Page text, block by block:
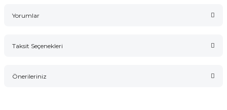
Yorumlar
Taksit Seçenekleri
Önerileriniz